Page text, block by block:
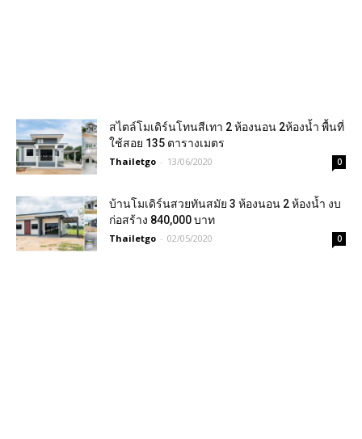
สไตล์โมเดิร์นโทนสีเทา 2 ห้องนอน 2ห้องน้ำ พื้นที่
ใช้สอย 135 ตารางเมตร
Thailetgo - 13/06/2020 0
บ้านโมเดิร์นสวยทันสมัย 3 ห้องนอน 2 ห้องน้ำ งบ
ก่อสร้าง 840,000 บาท
Thailetgo - 02/05/2020 0